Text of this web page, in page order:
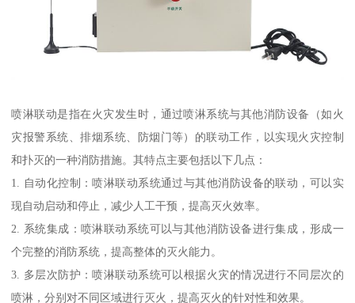
喷淋联动是指在火灾发生时，通过喷淋系统与其他消防设备（如火
灾报警系统、排烟系统、防烟门等）的联动工作，以实现火灾控制
和扑灭的一种消防措施。其特点主要包括以下几点：
1. 自动化控制：喷淋联动系统通过与其他消防设备的联动，可以实
现自动启动和停止，减少人工干预，提高灭火效率。
2. 系统集成：喷淋联动系统可以与其他消防设备进行集成，形成一
个完整的消防系统，提高整体的灭火能力。
3. 多层次防护：喷淋联动系统可以根据火灾的情况进行不同层次的
喷淋，分别对不同区域进行灭火，提高灭火的针对性和效果。